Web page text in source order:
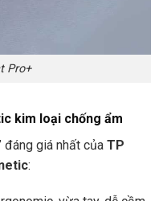
Pro+
kim loại chống ẩm
đáng giá nhất của TP
: